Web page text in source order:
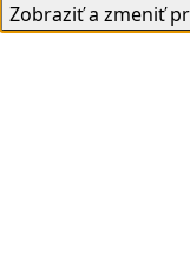
Zobraziť a zmeniť